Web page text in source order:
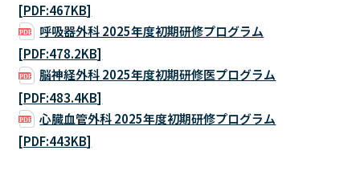
[PDF:467KB]
呼吸器外科 2025年度初期研修プログラム
[PDF:478.2KB]
脳神経外科 2025年度初期研修医プログラム
[PDF:483.4KB]
心臓血管外科 2025年度初期研修プログラム
[PDF:443KB]